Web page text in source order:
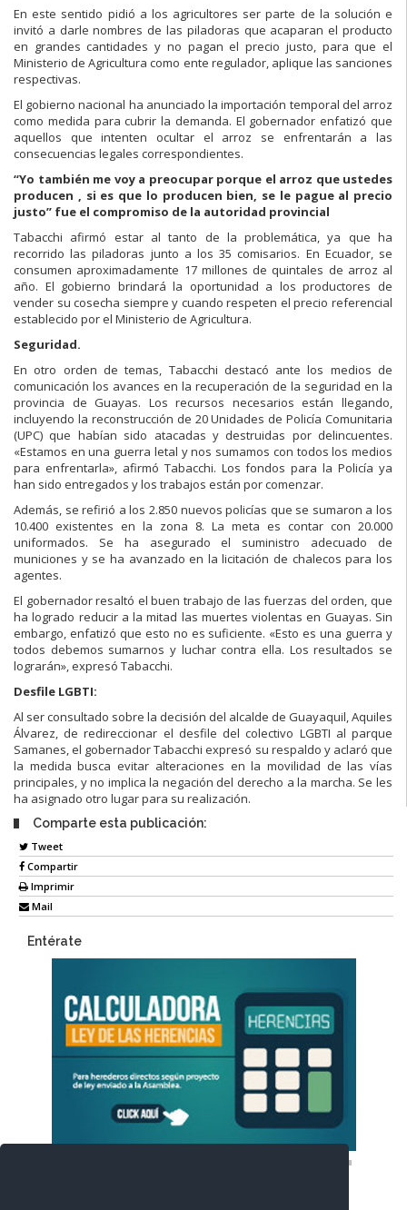
En este sentido pidió a los agricultores ser parte de la solución e
invitó a darle nombres de las piladoras que acaparan el producto
en grandes cantidades y no pagan el precio justo, para que el
Ministerio de Agricultura como ente regulador, aplique las sanciones
respectivas.
El gobierno nacional ha anunciado la importación temporal del arroz
como medida para cubrir la demanda. El gobernador enfatizó que
aquellos que intenten ocultar el arroz se enfrentarán a las
consecuencias legales correspondientes.
“Yo también me voy a preocupar porque el arroz que ustedes
producen , si es que lo producen bien, se le pague al precio
justo” fue el compromiso de la autoridad provincial
Tabacchi afirmó estar al tanto de la problemática, ya que ha
recorrido las piladoras junto a los 35 comisarios. En Ecuador, se
consumen aproximadamente 17 millones de quintales de arroz al
año. El gobierno brindará la oportunidad a los productores de
vender su cosecha siempre y cuando respeten el precio referencial
establecido por el Ministerio de Agricultura.
Seguridad.
En otro orden de temas, Tabacchi destacó ante los medios de
comunicación los avances en la recuperación de la seguridad en la
provincia de Guayas. Los recursos necesarios están llegando,
incluyendo la reconstrucción de 20 Unidades de Policía Comunitaria
(UPC) que habían sido atacadas y destruidas por delincuentes.
«Estamos en una guerra letal y nos sumamos con todos los medios
para enfrentarla», afirmó Tabacchi. Los fondos para la Policía ya
han sido entregados y los trabajos están por comenzar.
Además, se refirió a los 2.850 nuevos policías que se sumaron a los
10.400 existentes en la zona 8. La meta es contar con 20.000
uniformados. Se ha asegurado el suministro adecuado de
municiones y se ha avanzado en la licitación de chalecos para los
agentes.
El gobernador resaltó el buen trabajo de las fuerzas del orden, que
ha logrado reducir a la mitad las muertes violentas en Guayas. Sin
embargo, enfatizó que esto no es suficiente. «Esto es una guerra y
todos debemos sumarnos y luchar contra ella. Los resultados se
lograrán», expresó Tabacchi.
Desfile LGBTI:
Al ser consultado sobre la decisión del alcalde de Guayaquil, Aquiles
Álvarez, de redireccionar el desfile del colectivo LGBTI al parque
Samanes, el gobernador Tabacchi expresó su respaldo y aclaró que
la medida busca evitar alteraciones en la movilidad de las vías
principales, y no implica la negación del derecho a la marcha. Se les
ha asignado otro lugar para su realización.
Comparte esta publicación:
Tweet
Compartir
Imprimir
Mail
Entérate